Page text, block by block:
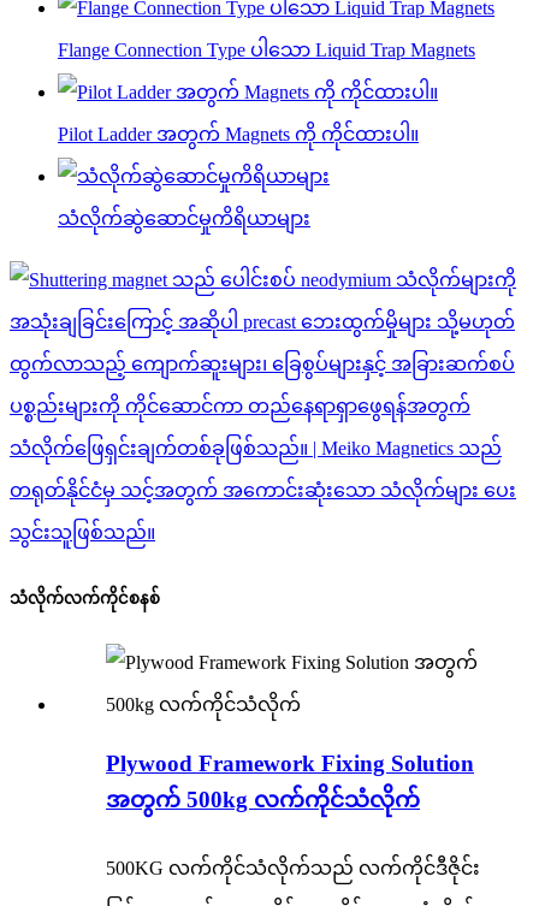
Flange Connection Type ပါသော Liquid Trap Magnets
Pilot Ladder အတွက် Magnets ကို ကိုင်ထားပါ။
သံလိုက်ဆွဲဆောင်မှုကိရိယာများ
သံလိုက်လက်ကိုင်စနစ်
Plywood Framework Fixing Solution
အတွက် 500kg လက်ကိုင်သံလိုက်
500KG လက်ကိုင်သံလိုက်သည် လက်ကိုင်ဒီဇိုင်း